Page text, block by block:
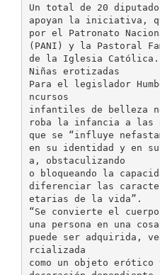
Un total de 20
apoyan la iniciativa,
por el Patronato
(PANI) y la Pastoral
de la Iglesia Católica.
Niñas erotizadas
Para el legislador
ncursos
infantiles de belleza
roba la infancia a las
que se “influye
en su identidad y en
a, obstaculizando
o bloqueando la
diferenciar las
etarias de la vida”.
“Se convierte el
una persona en una
puede ser adquirida,
rcializada
como un objeto erótico